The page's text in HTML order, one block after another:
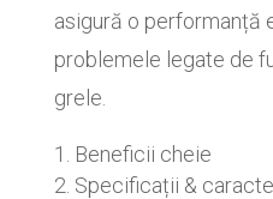
asigură o performanță
problemele legate de
grele.
Beneficii cheie
Specificații &